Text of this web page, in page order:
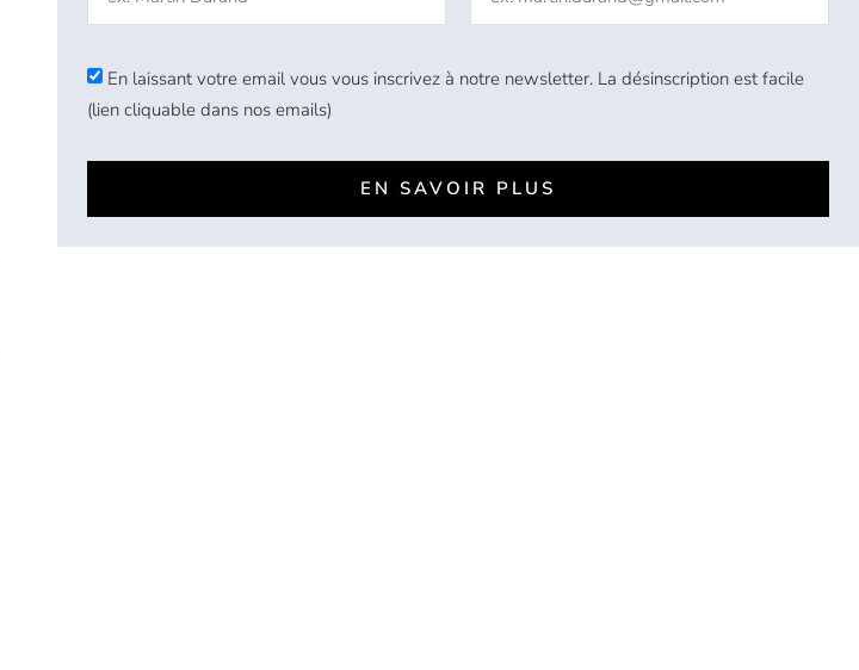
En laissant votre email vous vous inscrivez à notre newsletter. La désinscription est facile
(lien cliquable dans nos emails)
EN SAVOIR PLUS